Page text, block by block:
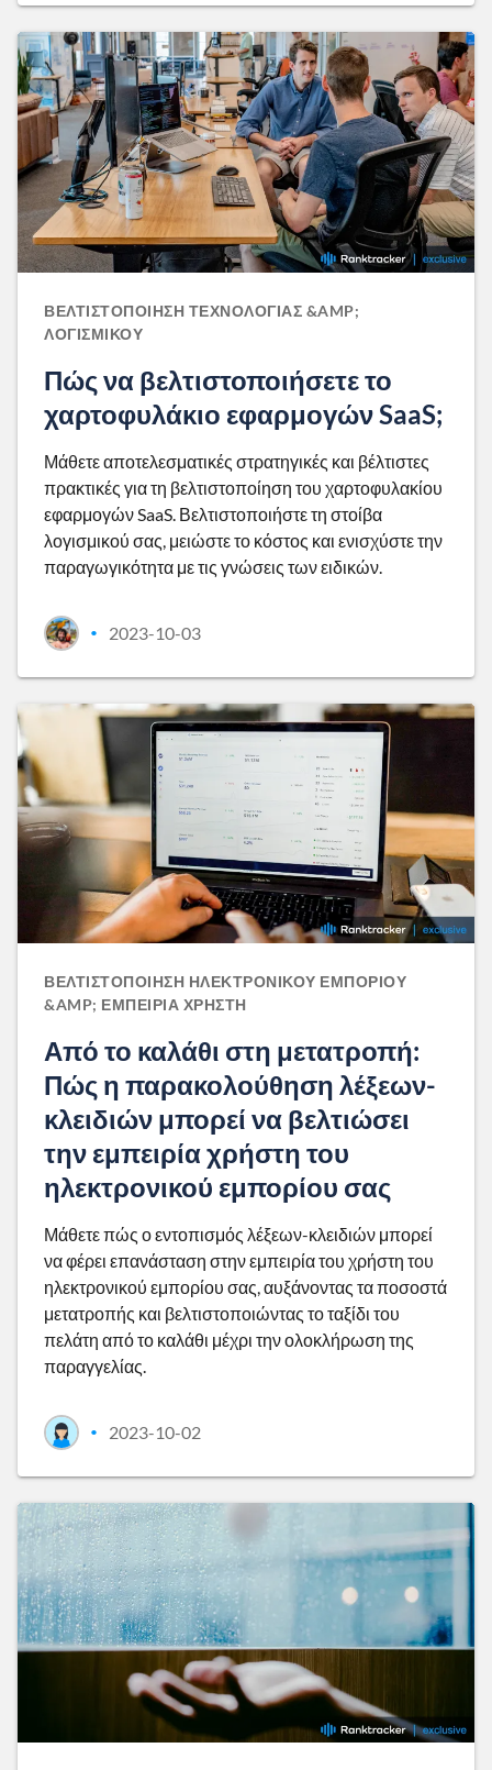
ΒΕΛΤΙΣΤΟΠΟΊΗΣΗ ΤΕΧΝΟΛΟΓΊΑΣ &AMP;
ΛΟΓΙΣΜΙΚΟΎ
Πώς να βελτιστοποιήσετε το
χαρτοφυλάκιο εφαρμογών SaaS;
Μάθετε αποτελεσματικές στρατηγικές και βέλτιστες
πρακτικές για τη βελτιστοποίηση του χαρτοφυλακίου
εφαρμογών SaaS. Βελτιστοποιήστε τη στοίβα
λογισμικού σας, μειώστε το κόστος και ενισχύστε την
παραγωγικότητα με τις γνώσεις των ειδικών.
• 2023-10-03
ΒΕΛΤΙΣΤΟΠΟΊΗΣΗ ΗΛΕΚΤΡΟΝΙΚΟΎ ΕΜΠΟΡΊΟΥ
&AMP; ΕΜΠΕΙΡΊΑ ΧΡΉΣΤΗ
Από το καλάθι στη μετατροπή:
Πώς η παρακολούθηση λέξεων-
κλειδιών μπορεί να βελτιώσει
την εμπειρία χρήστη του
ηλεκτρονικού εμπορίου σας
Μάθετε πώς ο εντοπισμός λέξεων-κλειδιών μπορεί
να φέρει επανάσταση στην εμπειρία του χρήστη του
ηλεκτρονικού εμπορίου σας, αυξάνοντας τα ποσοστά
μετατροπής και βελτιστοποιώντας το ταξίδι του
πελάτη από το καλάθι μέχρι την ολοκλήρωση της
παραγγελίας.
• 2023-10-02